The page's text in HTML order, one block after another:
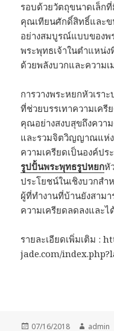
รอบด้วยวัตถุขนาดเล็ก
คุณเทียนศักดิ์สิทธิ์และข
อย่างสมบูรณ์แบบของพ
พระพุทธเจ้าในตำแหน่
ด้วยพลังบวกและความ
การวางพระหยกหัวเร
ที่ช่วยบรรเทาความเครี
คุณอย่างสงบสุขถึงควา
และรวมจิตวิญญาณแห่
ความเครียดเป็นองค์ป
รูปปั้นพระพุทธรูปหยกหั
ประโยชน์ในเชิงบวกสำ
ผู้ที่ทำงานที่บ้านยังสาม
ความเครียดลดลงและ
รายละเอียดเพิ่มเติม :
jade.com/
Posted
07/16/2018 Author
admin